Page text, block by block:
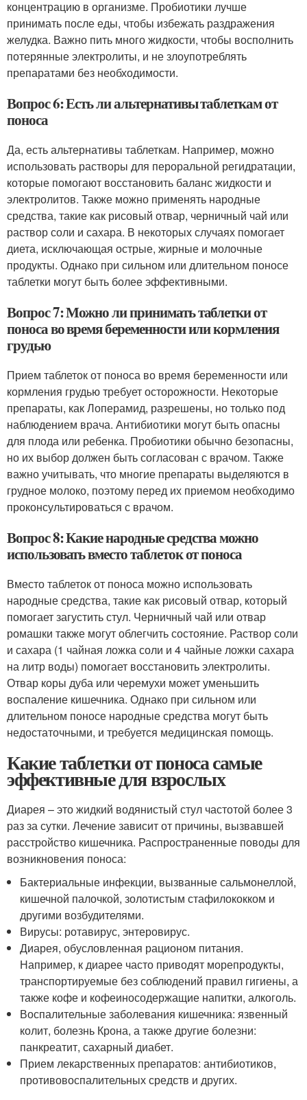
концентрацию в организме. Пробиотики лучше
принимать после еды, чтобы избежать раздражения
желудка. Важно пить много жидкости, чтобы восполнить
потерянные электролиты, и не злоупотреблять
препаратами без необходимости.
Вопрос 6: Есть ли альтернативы таблеткам от
поноса
Да, есть альтернативы таблеткам. Например, можно
использовать растворы для пероральной регидратации,
которые помогают восстановить баланс жидкости и
электролитов. Также можно применять народные
средства, такие как рисовый отвар, черничный чай или
раствор соли и сахара. В некоторых случаях помогает
диета, исключающая острые, жирные и молочные
продукты. Однако при сильном или длительном поносе
таблетки могут быть более эффективными.
Вопрос 7: Можно ли принимать таблетки от
поноса во время беременности или кормления
грудью
Прием таблеток от поноса во время беременности или
кормления грудью требует осторожности. Некоторые
препараты, как Лоперамид, разрешены, но только под
наблюдением врача. Антибиотики могут быть опасны
для плода или ребенка. Пробиотики обычно безопасны,
но их выбор должен быть согласован с врачом. Также
важно учитывать, что многие препараты выделяются в
грудное молоко, поэтому перед их приемом необходимо
проконсультироваться с врачом.
Вопрос 8: Какие народные средства можно
использовать вместо таблеток от поноса
Вместо таблеток от поноса можно использовать
народные средства, такие как рисовый отвар, который
помогает загустить стул. Черничный чай или отвар
ромашки также могут облегчить состояние. Раствор соли
и сахара (1 чайная ложка соли и 4 чайные ложки сахара
на литр воды) помогает восстановить электролиты.
Отвар коры дуба или черемухи может уменьшить
воспаление кишечника. Однако при сильном или
длительном поносе народные средства могут быть
недостаточными, и требуется медицинская помощь.
Какие таблетки от поноса самые
эффективные для взрослых
Диарея – это жидкий водянистый стул частотой более 3
раз за сутки. Лечение зависит от причины, вызвавшей
расстройство кишечника. Распространенные поводы для
возникновения поноса:
Бактериальные инфекции, вызванные сальмонеллой,
кишечной палочкой, золотистым стафилококком и
другими возбудителями.
Вирусы: ротавирус, энтеровирус.
Диарея, обусловленная рационом питания.
Например, к диарее часто приводят морепродукты,
транспортируемые без соблюдений правил гигиены, а
также кофе и кофеиносодержащие напитки, алкоголь.
Воспалительные заболевания кишечника: язвенный
колит, болезнь Крона, а также другие болезни:
панкреатит, сахарный диабет.
Прием лекарственных препаратов: антибиотиков,
противовоспалительных средств и других.